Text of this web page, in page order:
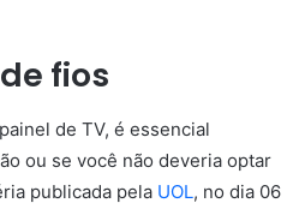
fios
de TV, é essencial
ou se você não deveria optar
publicada pela UOL, no dia 06